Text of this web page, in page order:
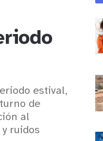
estival,
de
al
ruidos